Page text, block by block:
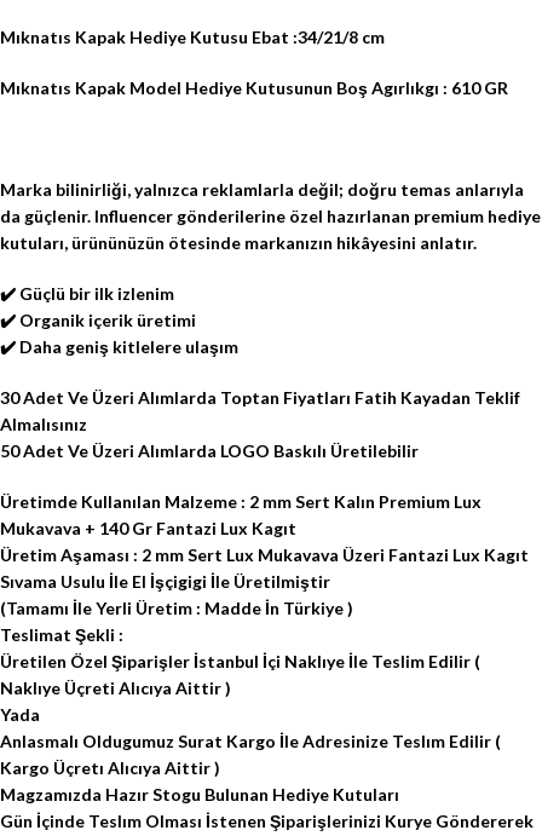
Mıknatıs Kapak Hediye Kutusu Ebat :34/21/8 cm
Mıknatıs Kapak Model Hediye Kutusunun Boş Agırlıkgı : 610 GR
Marka bilinirliği, yalnızca reklamlarla değil; doğru temas anlarıyla
da güçlenir. Influencer gönderilerine özel hazırlanan premium hediye
kutuları, ürününüzün ötesinde markanızın hikâyesini anlatır.
✔️ Güçlü bir ilk izlenim
✔️ Organik içerik üretimi
✔️ Daha geniş kitlelere ulaşım
30 Adet Ve Üzeri Alımlarda Toptan Fiyatları Fatih Kayadan Teklif
Almalısınız
50 Adet Ve Üzeri Alımlarda LOGO Baskılı Üretilebilir
Üretimde Kullanılan Malzeme : 2 mm Sert Kalın Premium Lux
Mukavava + 140 Gr Fantazi Lux Kagıt
Üretim Aşaması : 2 mm Sert Lux Mukavava Üzeri Fantazi Lux Kagıt
Sıvama Usulu İle El İşçigigi İle Üretilmiştir
(Tamamı İle Yerli Üretim : Madde İn Türkiye )
Teslimat Şekli :
Üretilen Özel Şiparişler İstanbul İçi Naklıye İle Teslim Edilir (
Naklıye Üçreti Alıcıya Aittir )
Yada
Anlasmalı Oldugumuz Surat Kargo İle Adresinize Teslım Edilir (
Kargo Üçretı Alıcıya Aittir )
Magzamızda Hazır Stogu Bulunan Hediye Kutuları
Gün İçinde Teslım Olması İstenen Şiparişlerinizi Kurye Göndererek